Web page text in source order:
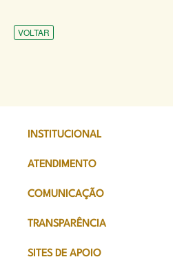
VOLTAR
INSTITUCIONAL
ATENDIMENTO
COMUNICAÇÃO
TRANSPARÊNCIA
SITES DE APOIO